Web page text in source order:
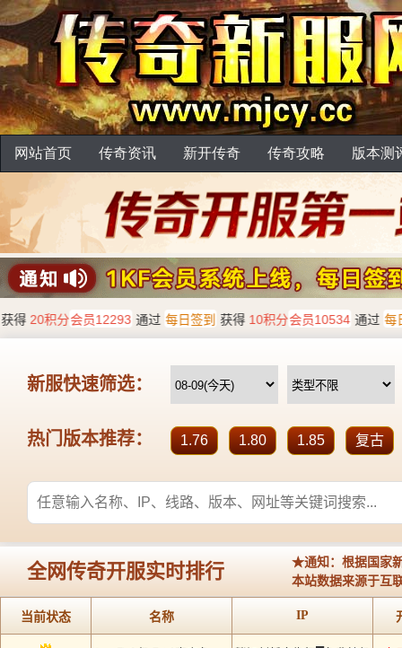
网站首页 传奇资讯 新开传奇 传奇攻略 版本测